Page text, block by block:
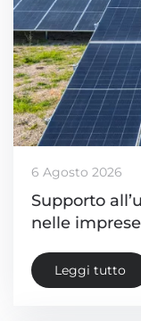
6 Agosto 2026
Supporto
nelle imprese
Leggi tutto